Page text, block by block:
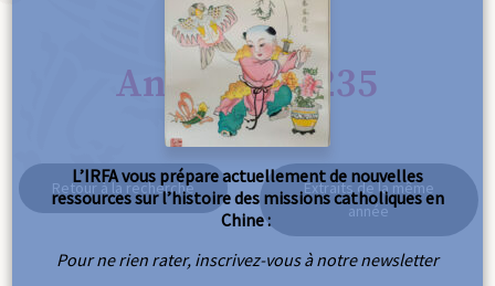
Annales n° 235
Retour à la recherche
Extraits de la même
année
L’IRFA vous prépare actuellement de nouvelles
ressources sur l’histoire des missions catholiques en
Chine :
Pour ne rien rater, inscrivez-vous à notre newsletter